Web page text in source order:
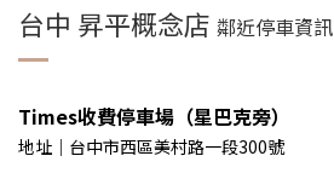
台中 昇平概念店 鄰近停車資訊
Times收費停車場（星巴克旁）
地址｜台中市西區美村路一段300號